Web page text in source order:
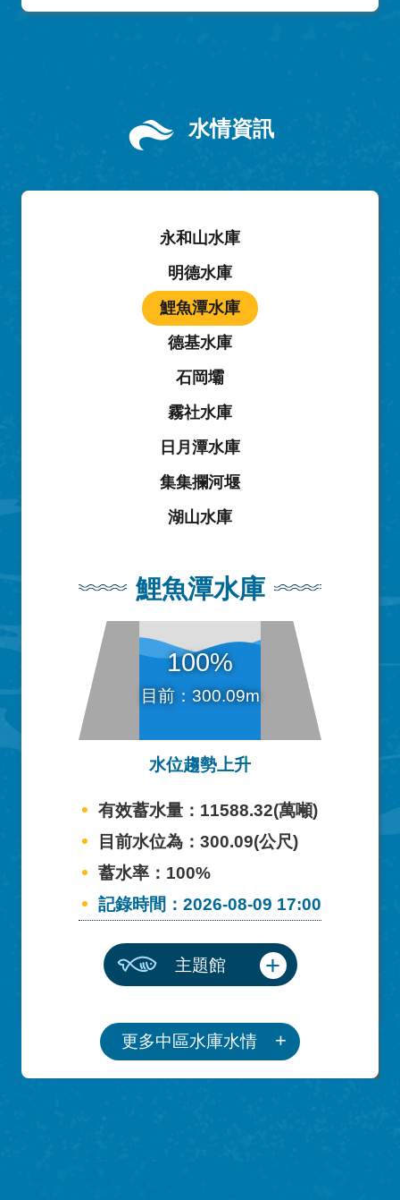
水情資訊
永和山水庫
明德水庫
鯉魚潭水庫
德基水庫
石岡壩
霧社水庫
日月潭水庫
集集攔河堰
湖山水庫
鯉魚潭水庫
100%
目前：300.09m
水位趨勢上升
有效蓄水量：11588.32(萬噸)
目前水位為：300.09(公尺)
蓄水率：100%
記錄時間：2026-08-09 17:00
主題館
更多中區水庫水情